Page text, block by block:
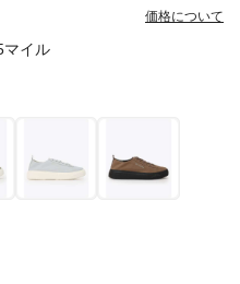
マイル
価格について